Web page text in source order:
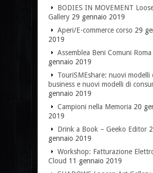
BODIES IN MOVEMENT
Gallery 29 gennaio 2019
Aperi/E-commerce corso 29
2019
Assemblea Beni Comuni Roma
gennaio 2019
TouriSMEshare: nuovi modelli
business e nuovi modelli di
gennaio 2019
Campioni nella Memoria 20
2019
Drink a Book – Geeko Editor
gennaio 2019
Workshop: Fatturazione
Cloud 11 gennaio 2019